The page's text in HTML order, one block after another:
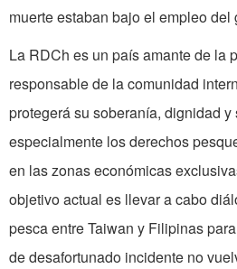
muerte estaban bajo el empleo
La RDCh es un país amante de la
responsable de la comunidad
protegerá su soberanía, dignidad
especialmente los derechos
en las zonas económicas
objetivo actual es llevar a cabo
pesca entre Taiwan y Filipinas
de desafortunado incidente no